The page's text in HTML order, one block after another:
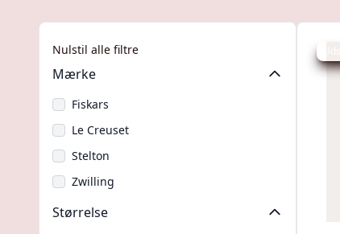
Nulstil alle filtre
Mærke
Fiskars
Le Creuset
Stelton
Zwilling
Størrelse